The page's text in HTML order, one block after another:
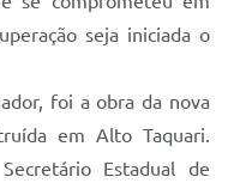
seja iniciada o
foi a obra da nova
em Alto Taquari.
Estadual de